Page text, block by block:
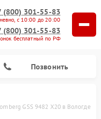
(800) 301-55-83
с 10:00 до 20:00
(800) 301-55-83
бесплатный по РФ
Позвонить
GSS 9482 X20 в Вологде